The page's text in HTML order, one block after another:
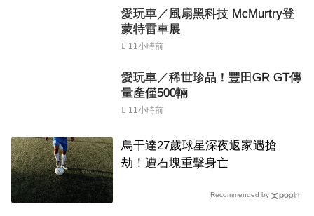
愛玩車／風扇黑科技 McMurtry登
蒙特雷車展
11小時前
愛玩車／稀世珍品！豐田GR GT傳
量產僅500輛
11小時前
烏干達27歲球星深夜返家遇搶
劫！遭石塊重擊身亡
Recommended by